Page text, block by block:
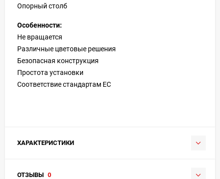
Опорный столб
Особенности:
Не вращается
Различные цветовые решения
Безопасная конструкция
Простота установки
Соответствие стандартам ЕС
ХАРАКТЕРИСТИКИ
ОТЗЫВЫ 0